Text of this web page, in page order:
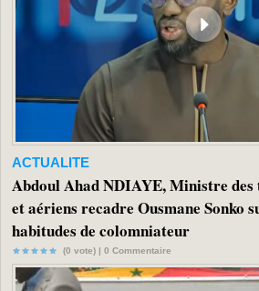
ACTUALITE
Abdoul Ahad NDIAYE, Ministre
et aériens recadre Ousmane Sonko
habitudes de colomniateur
(0 vote) | 0 Commentaire